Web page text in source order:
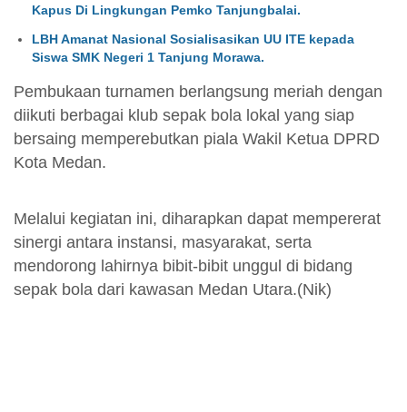
Kapus Di Lingkungan Pemko Tanjungbalai.
LBH Amanat Nasional Sosialisasikan UU ITE kepada
Siswa SMK Negeri 1 Tanjung Morawa.
Pembukaan turnamen berlangsung meriah dengan
diikuti berbagai klub sepak bola lokal yang siap
bersaing memperebutkan piala Wakil Ketua DPRD
Kota Medan.
Melalui kegiatan ini, diharapkan dapat mempererat
sinergi antara instansi, masyarakat, serta
mendorong lahirnya bibit-bibit unggul di bidang
sepak bola dari kawasan Medan Utara.(Nik)